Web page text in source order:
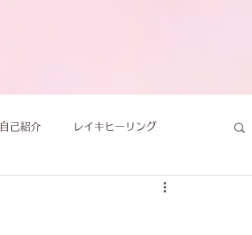
自己紹介 レイキヒーリング